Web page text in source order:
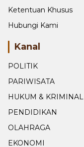
Ketentuan Khusus
Hubungi Kami
Kanal
POLITIK
PARIWISATA
HUKUM & KRIMINAL
PENDIDIKAN
OLAHRAGA
EKONOMI